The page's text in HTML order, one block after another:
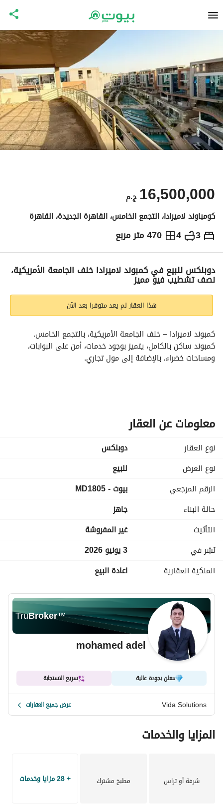
ج.م 16,500,000
كومباوند لاميرادا، التجمع الخامس، القاهرة الجديدة، القاهرة
3
4 470 متر مربع ج.م16,500,000
التفاصيل الاتجاهات والمؤشرات رهن عقاري
دوبلكس للبيع في كمبوند لاميرادا خلف الجامعة الأمريكية،
نصف تشطيب فيو مميز
هذا العقار لم يعد متوفرا بعد الآن
كمبوند لاميرادا – خلف الجامعة الأمريكية، بالتجمع الخامس.
ومساحات خضراء، بالإضافة إلى مول تجاري.
مطبخ
2 ريسبشن كبير
تراس كبير
وغرف تحتوي على حمام خاص أو دريسنج
بلكونة
السعر شامل الجراج.
السعر المطلوب: 16,500,000 جنيه
معلومات عن العقار
نوع العقار
دوبلكس
نوع العرض
للبيع
الرقم المرجعي
بيوت - MD1805
حالة البناء
جاهز
التأثيث
غير المفروشة
نُشِر في
3 يونيو 2026
الملكية العقارية
اعادة البيع
TruBroker™
mohamed adel
معلن بجودة عالية سريع الاستجابة
Vida Solutions عرض جميع العقارات
المزايا والخدمات
شرفة أو تراس مطبخ مشترك + 28 مزايا وخدمات